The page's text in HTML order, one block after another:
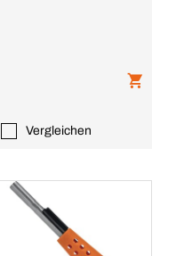
Vergleichen